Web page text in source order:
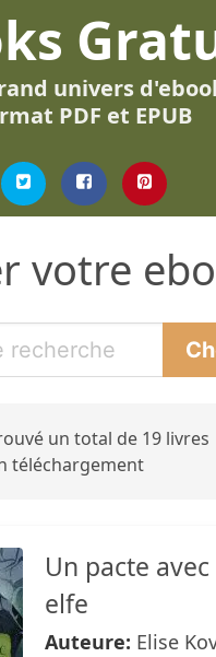
univers
PDF et EPUB
votre
un total de 19 livres
téléchargement
Un pacte
elfe
Auteure: Elise